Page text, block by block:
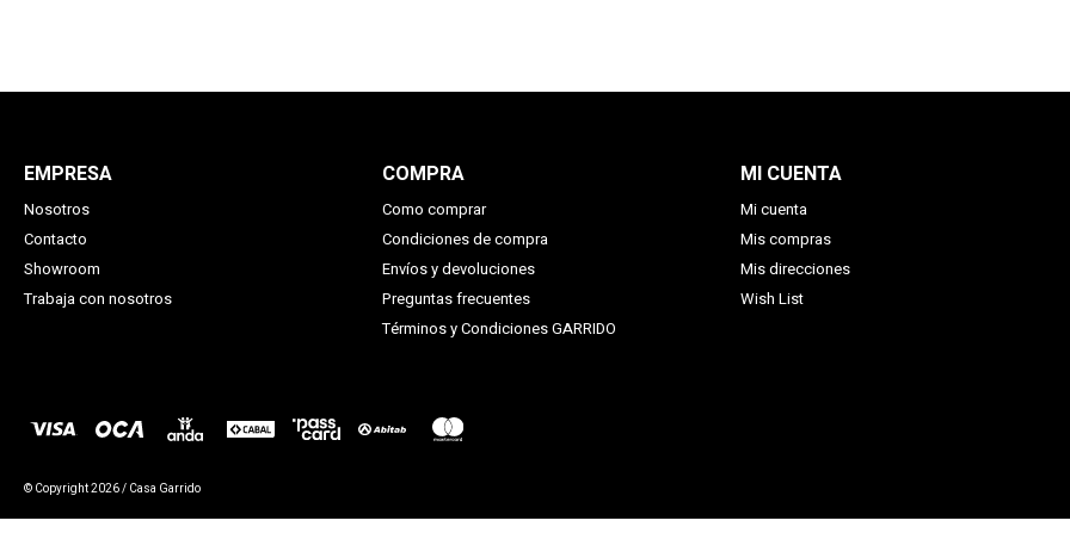
EMPRESA
Nosotros
Contacto
Showroom
Trabaja con nosotros
COMPRA
Como comprar
Condiciones de compra
Envíos y devoluciones
Preguntas frecuentes
Términos y Condiciones GARRIDO
MI CUENTA
Mi cuenta
Mis compras
Mis direcciones
Wish List
© Copyright 2026 / Casa Garrido